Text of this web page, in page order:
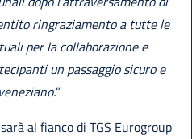
ringraziamento a tutte le
per la collaborazione e
un passaggio sicuro e
”
al fianco di TGS Eurogroup